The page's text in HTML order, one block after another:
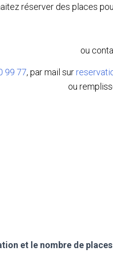
réserver des places
ou
99 77, par mail sur
ou
et le nombre de places